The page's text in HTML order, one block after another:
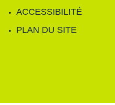
ACCESSIBILITÉ
PLAN DU SITE